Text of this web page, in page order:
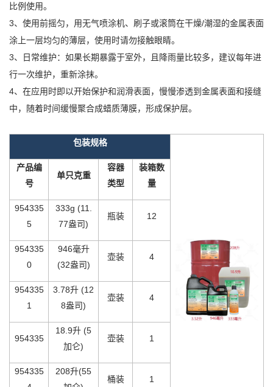
比例使用。
3、使用前摇匀，用无气喷涂机、刷子或滚筒在干燥/潮湿的金属表面
涂上一层均匀的薄层， 使用时请勿接触眼睛。
3、日常维护：如果长期暴露于室外，且降雨量比较多，建议每年进
行一次维护，重新涂抹。
4、在应用时即以开始保护和润滑表面，慢慢渗透到金属表面和接缝
中，随着时间缓慢聚合成蜡质薄膜，形成保护层。
包装规格
产品编
号
单只克重
容器
类型
装箱数
量
954335
5
333g (11.
77盎司)
瓶装 12
954335
0
946毫升
(32盎司)
壶装 4
954335
1
3.78升 (12
8盎司)
壶装 4
954335
18.9升 (5
加仑)
壶装 1
954335
208升(55
桶装 1